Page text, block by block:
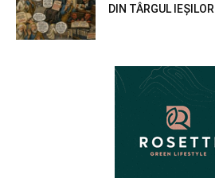
DIN TÂRGUL IEȘILOR